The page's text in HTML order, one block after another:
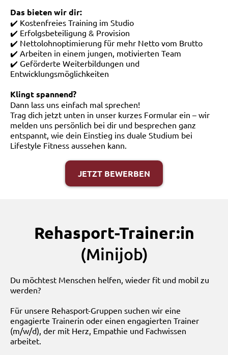
Das bieten wir dir:
✔️ Kostenfreies Training im Studio
✔️ Erfolgsbeteiligung & Provision
✔️ Nettolohnoptimierung für mehr Netto vom Brutto
✔️ Arbeiten in einem jungen, motivierten Team
✔️ Geförderte Weiterbildungen und
Entwicklungsmöglichkeiten
Klingt spannend?
Dann lass uns einfach mal sprechen!
Trag dich jetzt unten in unser kurzes Formular ein – wir
melden uns persönlich bei dir und besprechen ganz
entspannt, wie dein Einstieg ins duale Studium bei
Lifestyle Fitness aussehen kann.
JETZT BEWERBEN
Rehasport-Trainer:in
(Minijob)
Du möchtest Menschen helfen, wieder fit und mobil zu
werden?
Für unsere Rehasport-Gruppen suchen wir eine
engagierte Trainerin oder einen engagierten Trainer
(m/w/d), der mit Herz, Empathie und Fachwissen
arbeitet.